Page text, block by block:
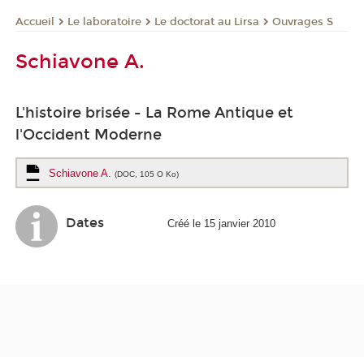
Accueil Le laboratoire Le doctorat au Lirsa Ouvrages S
Schiavone A.
L'histoire brisée - La Rome Antique et
l'Occident Moderne
Schiavone A. (DOC, 105 O Ko)
Dates Créé le 15 janvier 2010